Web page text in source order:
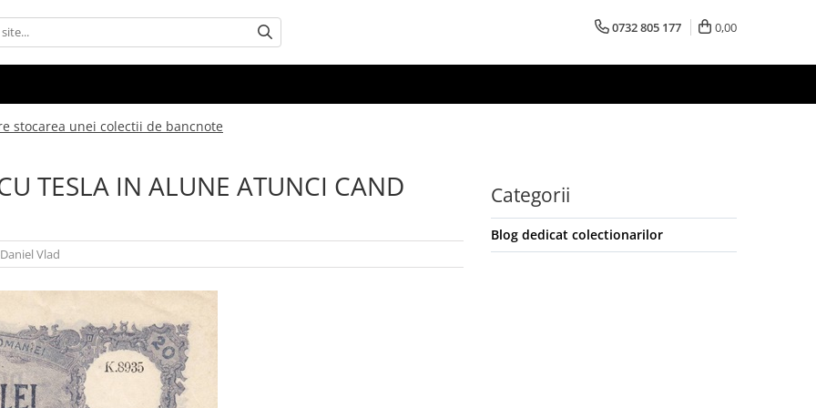
0732 805 177 0,00
stocarea unei colectii de bancnote
TESLA IN ALUNE ATUNCI CAND
Vlad
Categorii
Blog dedicat colectionarilor